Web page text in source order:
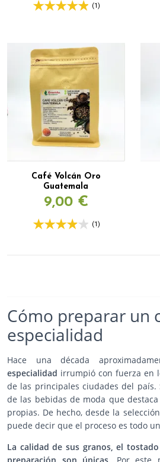
(1)
Café Volcán Oro
Guatemala
9,00 €
(1)
Cómo preparar un
especialidad
Hace una década
especialidad irrumpió con fuerza en
de las principales ciudades del país.
de las bebidas de moda que
propias. De hecho, desde la
puede decir que el proceso es todo
La calidad de sus granos, el